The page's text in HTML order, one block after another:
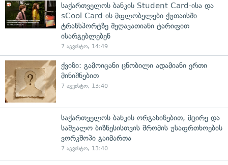
საქართველოს ბანკის Student Card-ისა და
sCool Card-ის მფლობელები ქუთაისში
ტრანსპორტზე შეღავათიანი ტარიფით
ისარგებლებენ
7 აგვისტო, 14:49
ქვიზი: გამოიცანი ცნობილი ადამიანი ერთი
მინიშნებით
7 აგვისტო, 13:40
საქართველოს ბანკის ორგანიზებით, მცირე და
საშუალო ბიზნესისთვის შრომის უსაფრთხოების
ვორკშოპი გაიმართა
7 აგვისტო, 13:40